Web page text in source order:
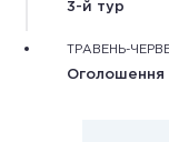
конкурсантів.
3-й тур
ТРАВЕНЬ-
Оголошення